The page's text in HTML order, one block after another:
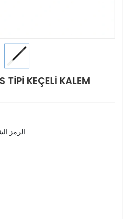
TİPİ KEÇELİ KALEM
الرمز